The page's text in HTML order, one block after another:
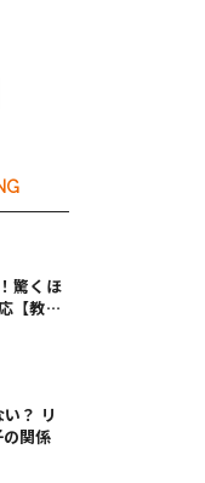
驚くほ
【教え
？ リ
関係